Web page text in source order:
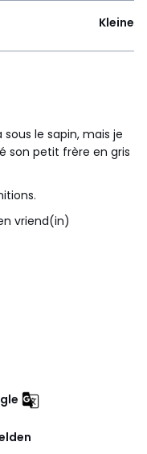
Kleine
le sapin, mais je
son petit frère en gris
vriend(in)